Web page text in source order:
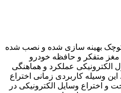
کوچک بهینه سازی شده و نصب شده
مغز متفکر و حافظه خودرو
الکترونیکی عملکرد و هماهنگی
وسیله کاربردی زمانی اختراع
اختراع وسایل الکترونیکی در